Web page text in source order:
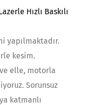
Hızlı Baskılı
yapılmaktadır.
kesim.
ve elle, motorla
Sorunsuz
katmanlı